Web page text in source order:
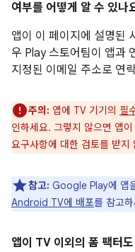
여부를 어떻게 알 수 있나
앱이 이 페이지에 설명된
우 Play 스토어팀이 앱과
지정된 이메일 주소로 연
주의: 앱에 TV 기기의 필
인하세요. 그렇지 않으면 앱
요구사항에 대한 검토를 받지
참고: Google Play에 앱
Android TV에 배포를 참고
앱이 TV 이외의 폼 팩터